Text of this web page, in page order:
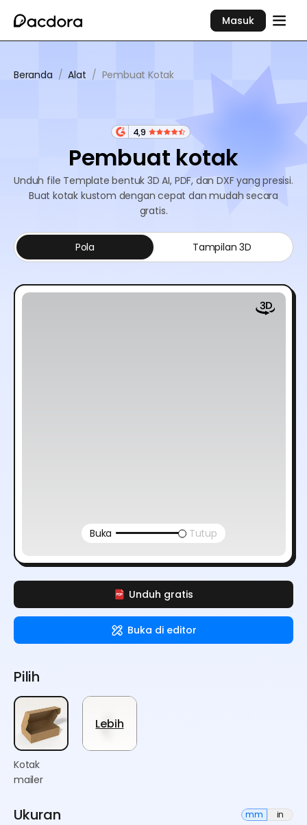
Masuk
Beranda / Alat / Pembuat Kotak
4,9
Pembuat kotak
Unduh file Template bentuk 3D AI, PDF, dan DXF yang presisi.
Buat kotak kustom dengan cepat dan mudah secara
gratis.
Unduh gratis
Buka di editor
Pola Tampilan 3D
Buka Tutup
Pilih
Kotak
mailer
Lebih
Ukuran mm in